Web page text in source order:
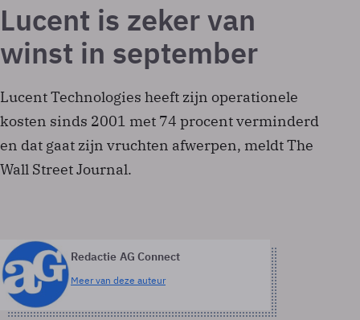
Lucent is zeker van
winst in september
Lucent Technologies heeft zijn operationele
kosten sinds 2001 met 74 procent verminderd
en dat gaat zijn vruchten afwerpen, meldt The
Wall Street Journal.
Redactie AG Connect
Meer van deze auteur